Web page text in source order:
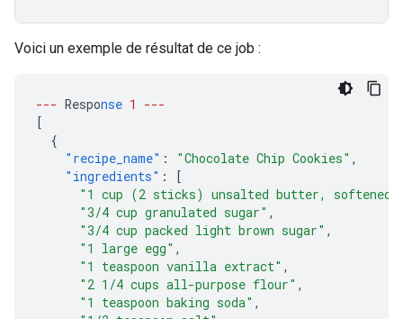
Voici un exemple de résultat de ce job :
--- Response 1
---
[
{
"recipe_name" : "Chocolate Chip Cookies" ,
"ingredients" :
[
"1 cup (2 sticks) unsalted butter, softened"
"3/4 cup granulated sugar" ,
"3/4 cup packed light brown sugar" ,
"1 large egg" ,
"1 teaspoon vanilla extract" ,
"2 1/4 cups all-purpose flour" ,
"1 teaspoon baking soda" ,